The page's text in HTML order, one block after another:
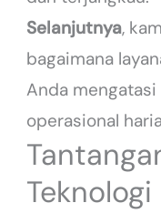
Selanjutnya,
bagaimana
Anda
operasional